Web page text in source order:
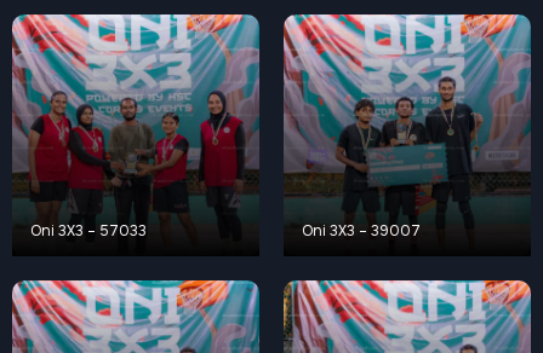
Oni 3X3 – 57033 Oni 3X3 – 39007